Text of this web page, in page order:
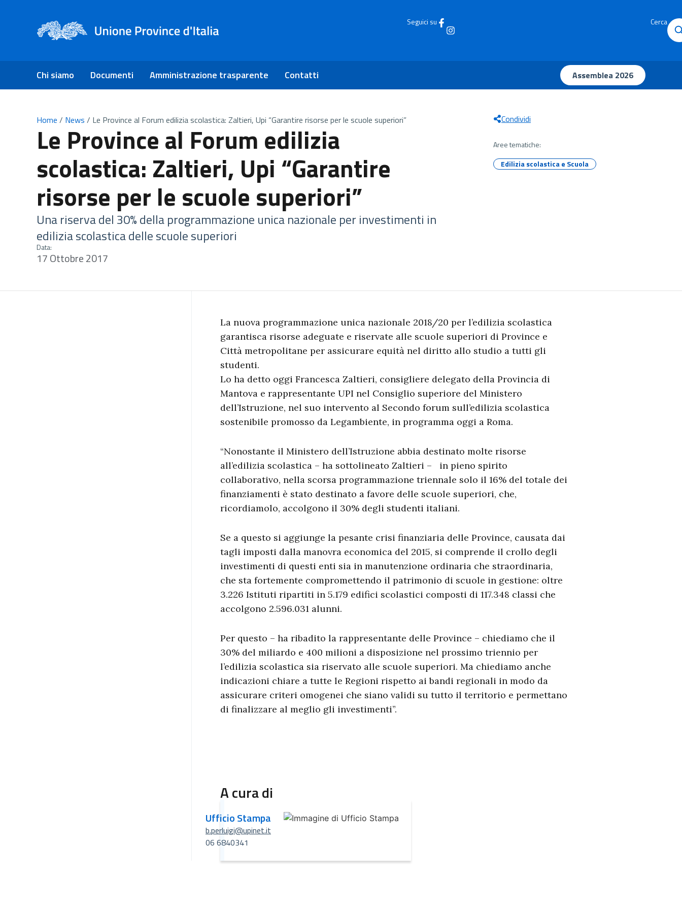
Seguici su Cerca
Chi siamo Documenti Amministrazione trasparente Contatti Assemblea 2026
Home / News / Le Province al Forum edilizia scolastica: Zaltieri, Upi “Garantire risorse per le scuole superiori”
Le Province al Forum edilizia
scolastica: Zaltieri, Upi “Garantire
risorse per le scuole superiori”
Una riserva del 30% della programmazione unica nazionale per investimenti in
edilizia scolastica delle scuole superiori
Data:
17 Ottobre 2017
Condividi
Aree tematiche:
Edilizia scolastica e Scuola
La nuova programmazione unica nazionale 2018/20 per l’edilizia scolastica
garantisca risorse adeguate e riservate alle scuole superiori di Province e
Città metropolitane per assicurare equità nel diritto allo studio a tutti gli
studenti.
Lo ha detto oggi Francesca Zaltieri, consigliere delegato della Provincia di
Mantova e rappresentante UPI nel Consiglio superiore del Ministero
dell’Istruzione, nel suo intervento al Secondo forum sull’edilizia scolastica
sostenibile promosso da Legambiente, in programma oggi a Roma.
“Nonostante il Ministero dell’Istruzione abbia destinato molte risorse
all’edilizia scolastica – ha sottolineato Zaltieri – in pieno spirito
collaborativo, nella scorsa programmazione triennale solo il 16% del totale dei
finanziamenti è stato destinato a favore delle scuole superiori, che,
ricordiamolo, accolgono il 30% degli studenti italiani.
Se a questo si aggiunge la pesante crisi finanziaria delle Province, causata dai
tagli imposti dalla manovra economica del 2015, si comprende il crollo degli
investimenti di questi enti sia in manutenzione ordinaria che straordinaria,
che sta fortemente compromettendo il patrimonio di scuole in gestione: oltre
3.226 Istituti ripartiti in 5.179 edifici scolastici composti di 117.348 classi che
accolgono 2.596.031 alunni.
Per questo – ha ribadito la rappresentante delle Province – chiediamo che il
30% del miliardo e 400 milioni a disposizione nel prossimo triennio per
l’edilizia scolastica sia riservato alle scuole superiori. Ma chiediamo anche
indicazioni chiare a tutte le Regioni rispetto ai bandi regionali in modo da
assicurare criteri omogenei che siano validi su tutto il territorio e permettano
di finalizzare al meglio gli investimenti”.
A cura di
Ufficio Stampa
b.perluigi@upinet.it
06 6840341